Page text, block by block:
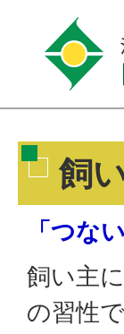
飼
「つな
飼い主
の習性で